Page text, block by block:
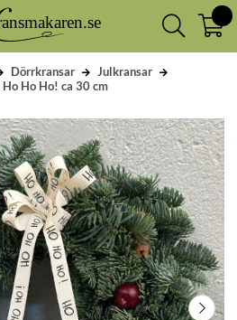
Dörrkransar
Julkransar
Ho Ho! ca 30 cm